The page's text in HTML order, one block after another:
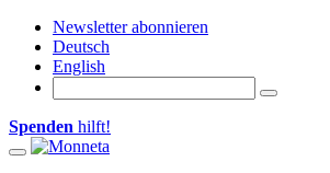
Newsletter abonnieren
Deutsch
English
Spenden hilft!
Toggle navigation